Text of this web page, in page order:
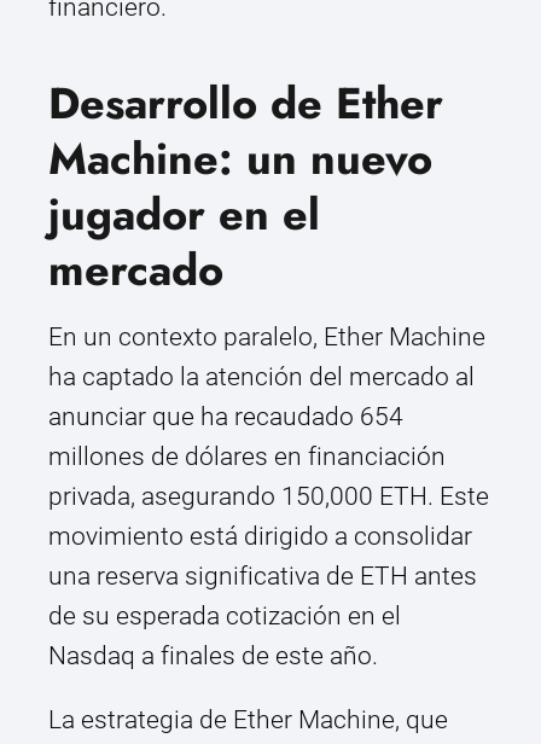
financiero.
Desarrollo de Ether
Machine: un nuevo
jugador en el
mercado
En un contexto paralelo, Ether Machine
ha captado la atención del mercado al
anunciar que ha recaudado 654
millones de dólares en financiación
privada, asegurando 150,000 ETH. Este
movimiento está dirigido a consolidar
una reserva significativa de ETH antes
de su esperada cotización en el
Nasdaq a finales de este año.
La estrategia de Ether Machine, que